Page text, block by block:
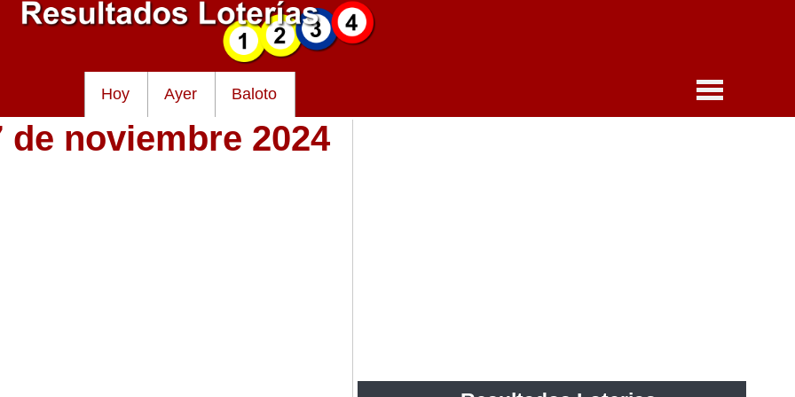
Hoy Ayer Baloto
noviembre 2024